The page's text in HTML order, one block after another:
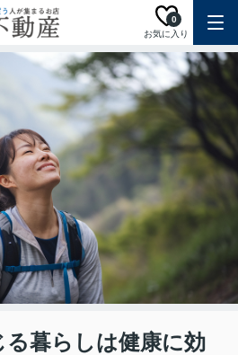
お気に入り
0
る暮らしは健康に効